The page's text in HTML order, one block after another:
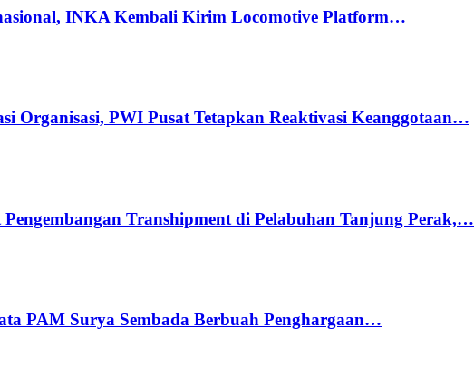
INKA Kembali Kirim Locomotive Platform…
Organisasi, PWI Pusat Tetapkan Reaktivasi Keanggotaan…
Pengembangan Transhipment di Pelabuhan Tanjung Perak,…
PAM Surya Sembada Berbuah Penghargaan…